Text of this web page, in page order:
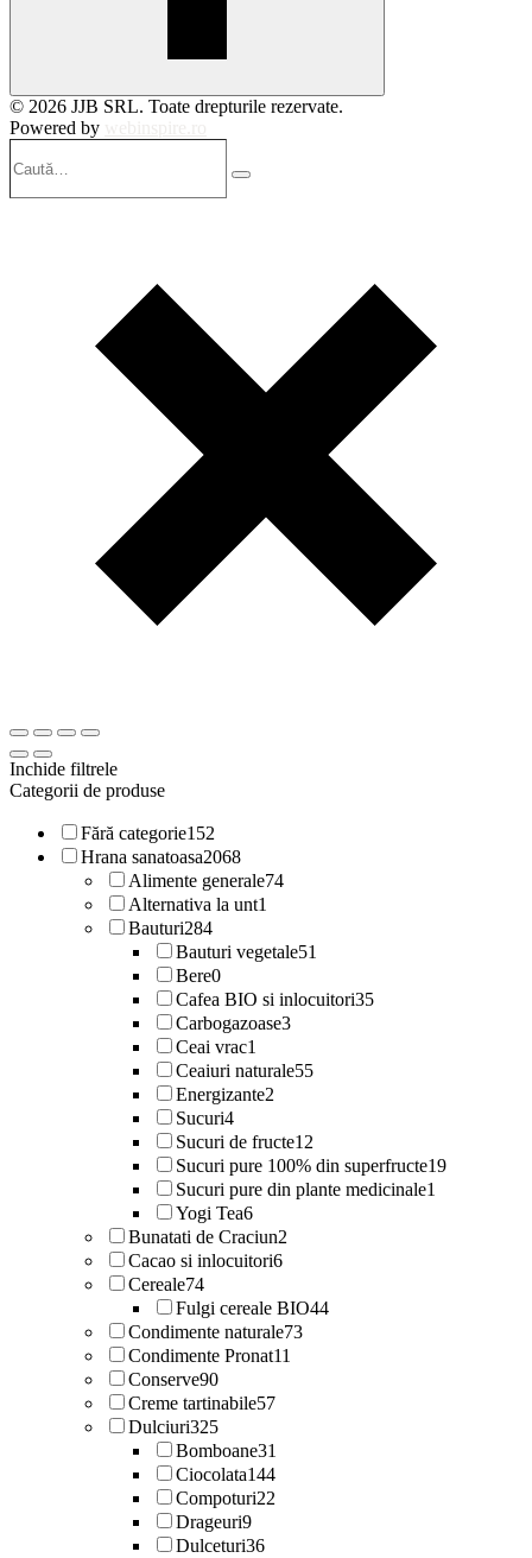
© 2026 JJB SRL. Toate drepturile rezervate.
Powered by
Search
Inchide filtrele
Categorii de produse
Fără categorie152
Hrana sanatoasa2068
Alimente generale74
Alternativa la unt1
Bauturi284
Bauturi vegetale51
Bere0
Cafea BIO si inlocuitori35
Carbogazoase3
Ceai vrac1
Ceaiuri naturale55
Energizante2
Sucuri4
Sucuri de fructe12
Sucuri pure 100% din superfructe19
Sucuri pure din plante medicinale1
Yogi Tea6
Bunatati de Craciun2
Cacao si inlocuitori6
Cereale74
Fulgi cereale BIO44
Condimente naturale73
Condimente Pronat11
Conserve90
Creme tartinabile57
Dulciuri325
Bomboane31
Ciocolata144
Compoturi22
Drageuri9
Dulceturi36